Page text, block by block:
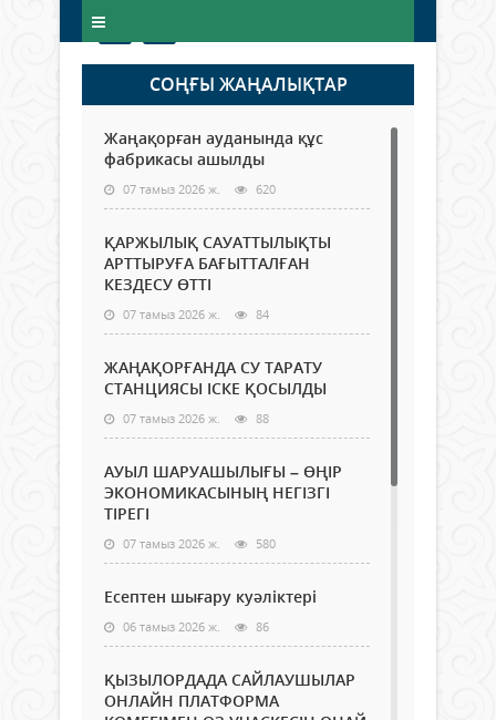
СОҢҒЫ ЖАҢАЛЫҚТАР
Жаңақорған ауданында құс
фабрикасы ашылды
07 тамыз 2026 ж. 620
ҚАРЖЫЛЫҚ САУАТТЫЛЫҚТЫ
АРТТЫРУҒА БАҒЫТТАЛҒАН
КЕЗДЕСУ ӨТТІ
07 тамыз 2026 ж. 84
ЖАҢАҚОРҒАНДА СУ ТАРАТУ
СТАНЦИЯСЫ ІСКЕ ҚОСЫЛДЫ
07 тамыз 2026 ж. 88
АУЫЛ ШАРУАШЫЛЫҒЫ – ӨҢІР
ЭКОНОМИКАСЫНЫҢ НЕГІЗГІ
ТІРЕГІ
07 тамыз 2026 ж. 580
Есептен шығару куәліктері
06 тамыз 2026 ж. 86
ҚЫЗЫЛОРДАДА САЙЛАУШЫЛАР
ОНЛАЙН ПЛАТФОРМА